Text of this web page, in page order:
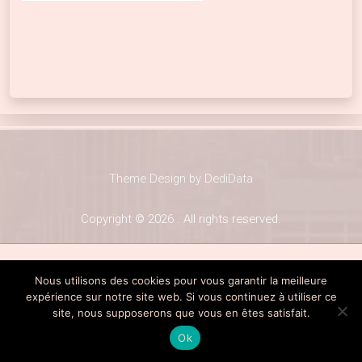
Theme Design by DediData
Copyright © 2026 . All rights reserved.
Nous utilisons des cookies pour vous garantir la meilleure
expérience sur notre site web. Si vous continuez à utiliser ce
site, nous supposerons que vous en êtes satisfait.
Ok